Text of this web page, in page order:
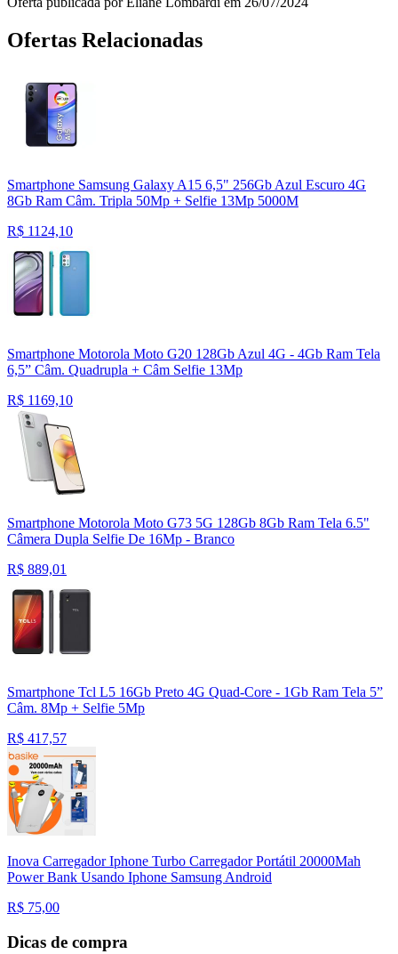
Ofertas Relacionadas
Smartphone Samsung Galaxy A15 6,5" 256Gb Azul Escuro 4G
8Gb Ram Câm. Tripla 50Mp + Selfie 13Mp 5000M
R$ 1124,10
Smartphone Motorola Moto G20 128Gb Azul 4G - 4Gb Ram Tela
6,5” Câm. Quadrupla + Câm Selfie 13Mp
R$ 1169,10
Smartphone Motorola Moto G73 5G 128Gb 8Gb Ram Tela 6.5"
Câmera Dupla Selfie De 16Mp - Branco
R$ 889,01
Smartphone Tcl L5 16Gb Preto 4G Quad-Core - 1Gb Ram Tela 5”
Câm. 8Mp + Selfie 5Mp
R$ 417,57
Inova Carregador Iphone Turbo Carregador Portátil 20000Mah
Power Bank Usando Iphone Samsung Android
R$ 75,00
Dicas de compra